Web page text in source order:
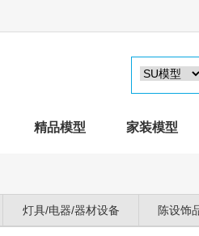
精品模型 家装模型
灯具/电器/器材设备 陈设饰